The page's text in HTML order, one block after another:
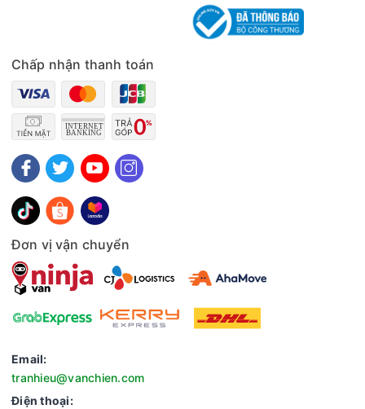
Chấp nhận thanh toán
Đơn vị vận chuyển
Email:
tranhieu@vanchien.com
Điện thoại: